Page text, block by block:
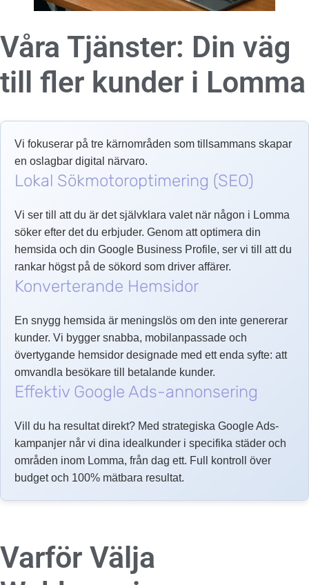
Våra Tjänster: Din väg
till fler kunder i Lomma
Vi fokuserar på tre kärnområden som tillsammans skapar
en oslagbar digital närvaro.
Lokal Sökmotoroptimering (SEO)
Vi ser till att du är det självklara valet när någon i Lomma
söker efter det du erbjuder. Genom att optimera din
hemsida och din Google Business Profile, ser vi till att du
rankar högst på de sökord som driver affärer.
Konverterande Hemsidor
En snygg hemsida är meningslös om den inte genererar
kunder. Vi bygger snabba, mobilanpassade och
övertygande hemsidor designade med ett enda syfte: att
omvandla besökare till betalande kunder.
Effektiv Google Ads-annonsering
Vill du ha resultat direkt? Med strategiska Google Ads-
kampanjer når vi dina idealkunder i specifika städer och
områden inom Lomma, från dag ett. Full kontroll över
budget och 100% mätbara resultat.
Varför Välja